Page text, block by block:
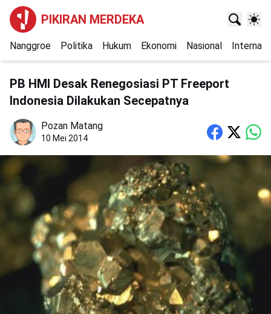
PIKIRAN MERDEKA
Nanggroe Politika Hukum Ekonomi Nasional
PB HMI Desak Renegosiasi PT Freeport
Indonesia Dilakukan Secepatnya
Pozan Matang
10 Mei 2014